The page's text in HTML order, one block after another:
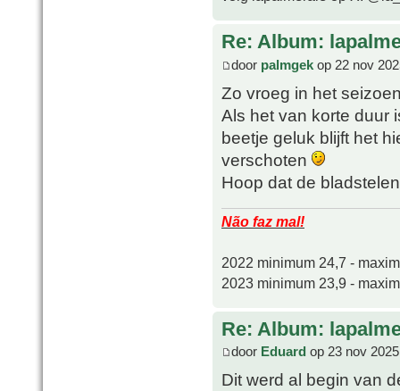
Re: Album:
door palmgek op 22 nov
Zo vroeg in het
Als het van korte duur
beetje geluk blijft het
verschoten
Hoop dat de
Não faz mal!
2022 minimum 24,7 -
2023 minimum 23,9 -
Re: Album:
door Eduard op 23 nov
Dit werd al begin van